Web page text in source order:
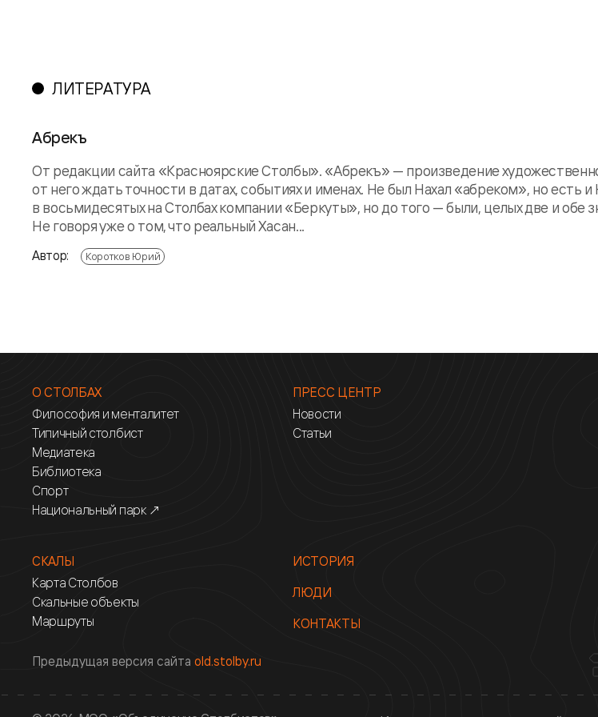
ЛИТЕРАТУРА
Абрекъ
От редакции сайта «Красноярские Столбы». «Абрекъ» — произведение
от него ждать точности в датах, событиях и именах. Не был Нахал «абреком», но есть
в восьмидесятых на Столбах компании «Беркуты», но до того — были, целых две и обе
Не говоря уже о том, что реальный Хасан...
Автор: Коротков Юрий
О СТОЛБАХ
Философия и менталитет
Типичный столбист
Медиатека
Библиотека
Спорт
Национальный парк ↗
ПРЕСС ЦЕНТР
Новости
Статьи
СКАЛЫ
Карта Столбов
Скальные объекты
Маршруты
ИСТОРИЯ
ЛЮДИ
КОНТАКТЫ
Предыдущая версия сайта old.stolby.ru